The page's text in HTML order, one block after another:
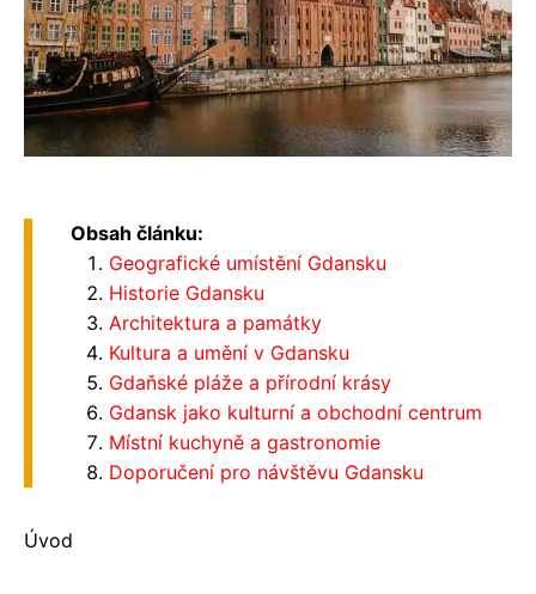
Obsah článku:
Geografické umístění Gdansku
Historie Gdansku
Architektura a památky
Kultura a umění v Gdansku
Gdaňské pláže a přírodní krásy
Gdansk jako kulturní a obchodní centrum
Místní kuchyně a gastronomie
Doporučení pro návštěvu Gdansku
Úvod